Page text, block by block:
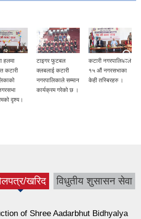
हलमा
कटारी
दृश्य।
टाइगर फुटबल
क्लबलाई कटारी
नगरपालिकाले सम्मान
कार्यक्रम गरेको छ ।
कटारी नगरपालिकाले
१५ औं नगरसभाका
केही तस्बिरहरु ।
खरिद
tab) विधुतीय शुसासन सेवा
of Shree Aadarbhut Bidhyalya